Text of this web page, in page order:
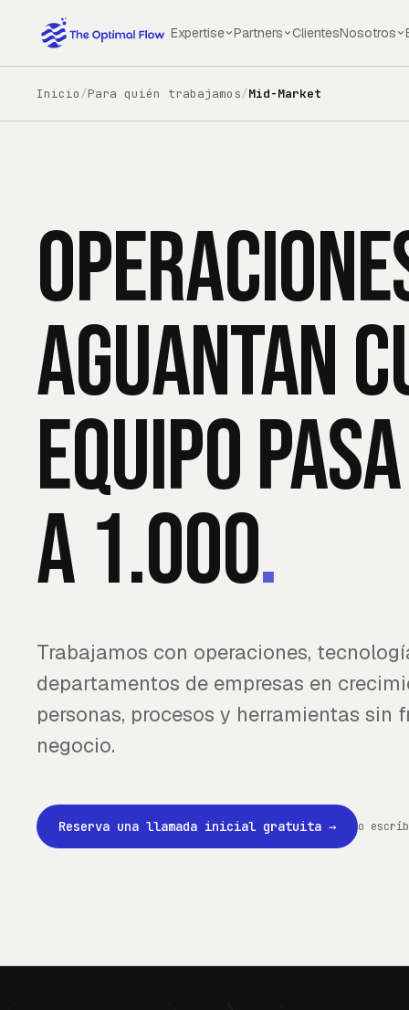
Expertise Partners ClientesNosotros
Inicio/Para quién trabajamos/Mid-Market
aguantan
equipo
a 1.000.
Trabajamos con operaciones,
departamentos de empresas en
personas, procesos y herramientas sin
negocio.
Reserva una llamada inicial gratuita → o